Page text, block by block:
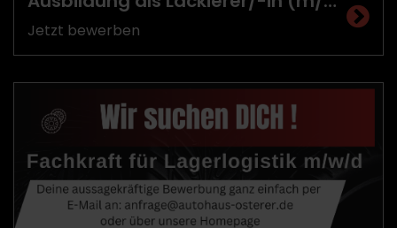
Jetzt bewerben